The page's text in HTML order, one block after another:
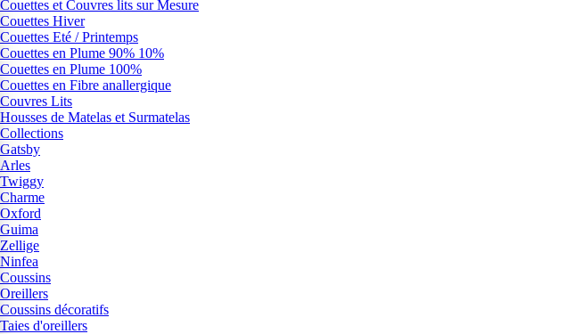
Couettes et Couvres lits sur Mesure
Couettes Hiver
Couettes Eté / Printemps
Couettes en Plume 90% 10%
Couettes en Plume 100%
Couettes en Fibre anallergique
Couvres Lits
Housses de Matelas et Surmatelas
Collections
Gatsby
Arles
Twiggy
Charme
Oxford
Guima
Zellige
Ninfea
Coussins
Oreillers
Coussins décoratifs
Taies d'oreillers